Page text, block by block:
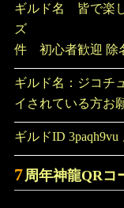
ギルド名 皆で楽
ズ ギルド
件 初心者歓迎 除
ギルド名：ジコチ
イされている方お
ギルドID
7 周年神龍QRコ